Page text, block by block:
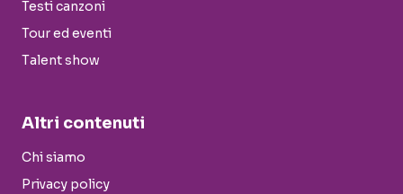
Testi canzoni
Tour ed eventi
Talent show
Altri contenuti
Chi siamo
Privacy policy